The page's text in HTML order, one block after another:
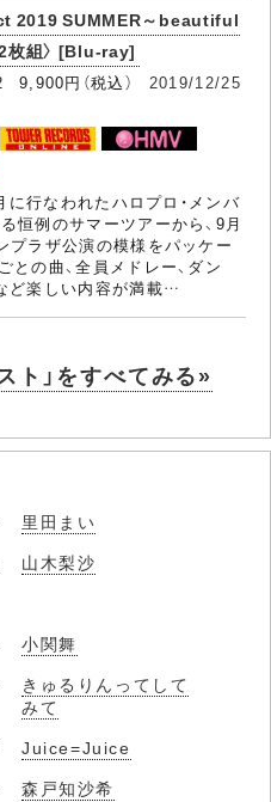
2019 SUMMER～beautiful
枚組〉 [Blu-ray]
9,900円（税込） 2019/12/25
行なわれたハロプロ・メンバ
恒例のサマーツアーから、9月
プラザ公演の模様をパッケー
との曲、全員メドレー、ダン
ど楽しい内容が満載…
ト」をすべてみる»
里田まい
山木梨沙
小関舞
きゅるりんってして
みて
Juice=Juice
森戸知沙希